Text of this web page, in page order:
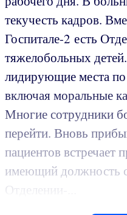
текучесть кадров.
Госпитале-2 есть
тяжелобольных
лидирующие места по
включая моральные
Многие сотрудники
перейти. Вновь
пациентов встречает
имеющий должность
Отделении-...